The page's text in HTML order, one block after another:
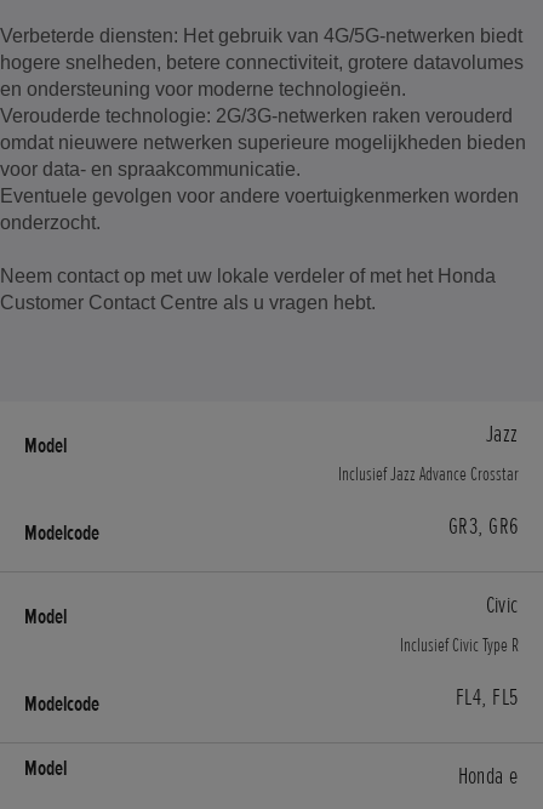
Verbeterde diensten: Het gebruik van 4G/5G-netwerken biedt
hogere snelheden, betere connectiviteit, grotere datavolumes
en ondersteuning voor moderne technologieën.
Verouderde technologie: 2G/3G-netwerken raken verouderd
omdat nieuwere netwerken superieure mogelijkheden bieden
voor data- en spraakcommunicatie.
Eventuele gevolgen voor andere voertuigkenmerken worden
onderzocht.
Neem contact op met uw lokale verdeler of met het Honda
Customer Contact Centre als u vragen hebt.
Jazz
Inclusief Jazz Advance Crosstar
GR3, GR6
Civic
Inclusief Civic Type R
FL4, FL5
Honda e